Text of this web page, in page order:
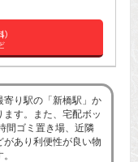
寄り駅の「新橋駅」か
ます。また、宅配ボッ
間ゴミ置き場、近隣
があり利便性が良い物